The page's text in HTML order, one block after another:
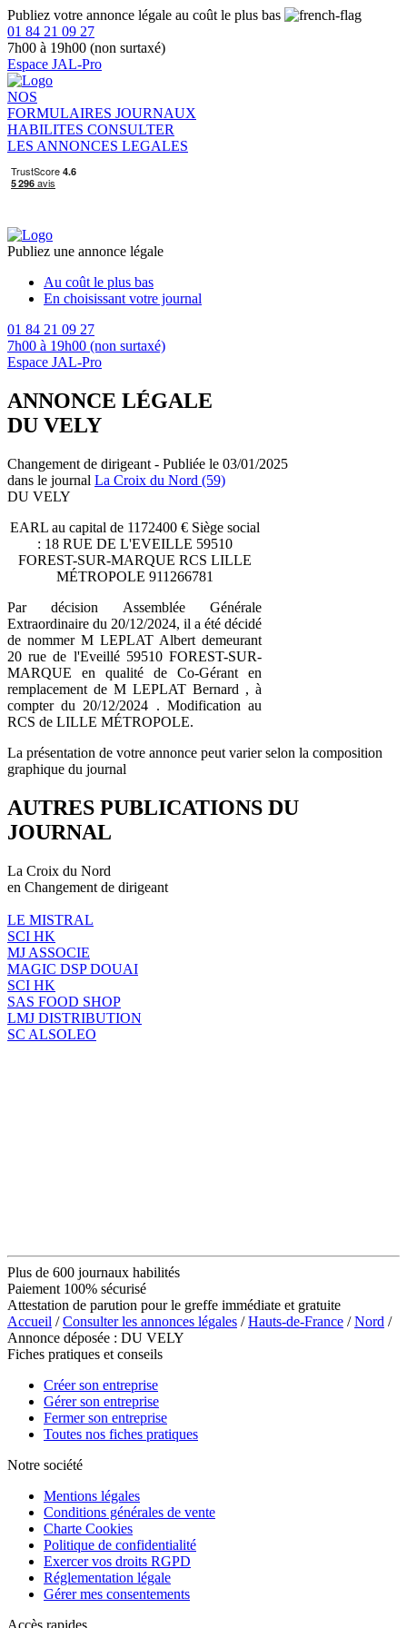
Publiez votre annonce légale au coût le plus bas
01 84 21 09 27
7h00 à 19h00 (non surtaxé)
Espace JAL-Pro
NOS
FORMULAIRES JOURNAUX
HABILITES CONSULTER
LES ANNONCES LEGALES
Publiez une annonce légale
Au coût le plus bas
En choisissant votre journal
01 84 21 09 27
7h00 à 19h00 (non surtaxé)
Espace JAL-Pro
ANNONCE LÉGALE
DU VELY
Changement de dirigeant - Publiée le 03/01/2025
dans le journal La Croix du Nord (59)
DU VELY
EARL au capital de 1172400 € Siège social
: 18 RUE DE L'EVEILLE 59510
FOREST-SUR-MARQUE RCS LILLE
MÉTROPOLE 911266781
Par décision Assemblée Générale
Extraordinaire du 20/12/2024, il a été décidé
de nommer M LEPLAT Albert demeurant
20 rue de l'Eveillé 59510 FOREST-SUR-
MARQUE en qualité de Co-Gérant en
remplacement de M LEPLAT Bernard , à
compter du 20/12/2024 . Modification au
RCS de LILLE MÉTROPOLE.
La présentation de votre annonce peut varier selon la composition
graphique du journal
AUTRES PUBLICATIONS DU
JOURNAL
La Croix du Nord
en Changement de dirigeant
LE MISTRAL
SCI HK
MJ ASSOCIE
MAGIC DSP DOUAI
SCI HK
SAS FOOD SHOP
LMJ DISTRIBUTION
SC ALSOLEO
Plus de 600 journaux habilités
Paiement 100% sécurisé
Attestation de parution pour le greffe immédiate et gratuite
Accueil /Consulter les annonces légales /Hauts-de-France /Nord /
Annonce déposée : DU VELY
Fiches pratiques et conseils
Créer son entreprise
Gérer son entreprise
Fermer son entreprise
Toutes nos fiches pratiques
Notre société
Mentions légales
Conditions générales de vente
Charte Cookies
Politique de confidentialité
Exercer vos droits RGPD
Réglementation légale
Gérer mes consentements
Accès rapides